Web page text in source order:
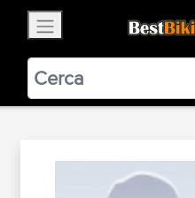
BestBikingRoads
Static Motion
VIEW